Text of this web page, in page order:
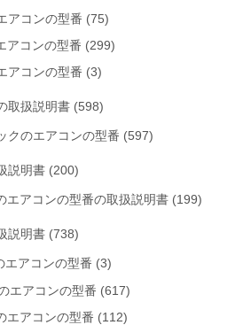
アコンの型番 (75)
アコンの型番 (299)
アコンの型番 (3)
取扱説明書 (598)
クのエアコンの型番 (597)
説明書 (200)
エアコンの型番の取扱説明書 (199)
説明書 (738)
エアコンの型番 (3)
エアコンの型番 (617)
エアコンの型番 (112)